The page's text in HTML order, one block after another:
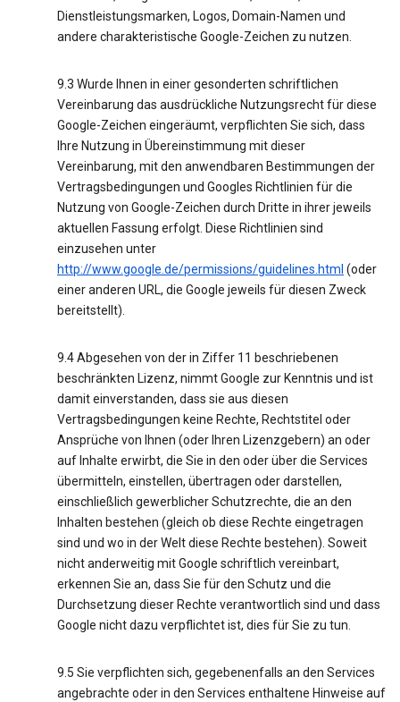
Dienstleistungsmarken, Logos, Domain-Namen und
andere charakteristische Google-Zeichen zu nutzen.
9.3 Wurde Ihnen in einer gesonderten schriftlichen
Vereinbarung das ausdrückliche Nutzungsrecht für diese
Google-Zeichen eingeräumt, verpflichten Sie sich, dass
Ihre Nutzung in Übereinstimmung mit dieser
Vereinbarung, mit den anwendbaren Bestimmungen der
Vertragsbedingungen und Googles Richtlinien für die
Nutzung von Google-Zeichen durch Dritte in ihrer jeweils
aktuellen Fassung erfolgt. Diese Richtlinien sind
einzusehen unter
http://www.google.de/permissions/guidelines.html (oder
einer anderen URL, die Google jeweils für diesen Zweck
bereitstellt).
9.4 Abgesehen von der in Ziffer 11 beschriebenen
beschränkten Lizenz, nimmt Google zur Kenntnis und ist
damit einverstanden, dass sie aus diesen
Vertragsbedingungen keine Rechte, Rechtstitel oder
Ansprüche von Ihnen (oder Ihren Lizenzgebern) an oder
auf Inhalte erwirbt, die Sie in den oder über die Services
übermitteln, einstellen, übertragen oder darstellen,
einschließlich gewerblicher Schutzrechte, die an den
Inhalten bestehen (gleich ob diese Rechte eingetragen
sind und wo in der Welt diese Rechte bestehen). Soweit
nicht anderweitig mit Google schriftlich vereinbart,
erkennen Sie an, dass Sie für den Schutz und die
Durchsetzung dieser Rechte verantwortlich sind und dass
Google nicht dazu verpflichtet ist, dies für Sie zu tun.
9.5 Sie verpflichten sich, gegebenenfalls an den Services
angebrachte oder in den Services enthaltene Hinweise auf